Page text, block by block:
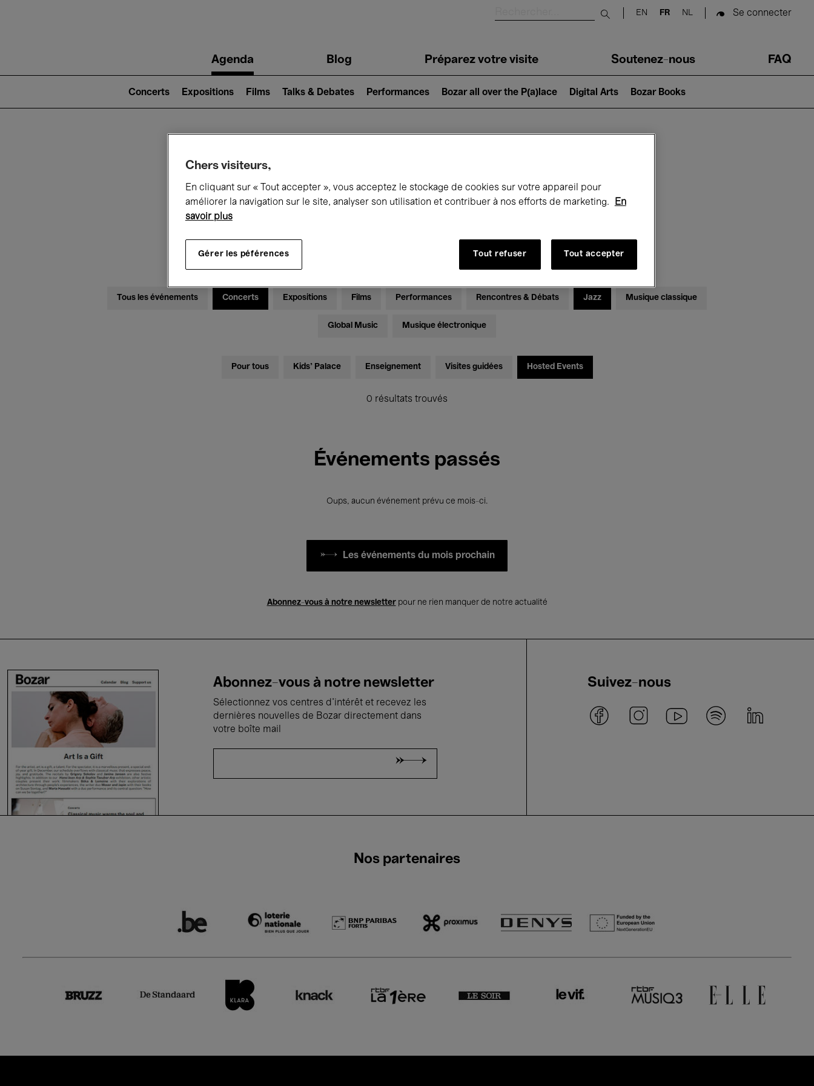
Submit search
EN FR NL Se connecter
navigationAgenda Blog Préparez votre visite Soutenez-nous FAQ
2)
Concerts Expositions Films Talks & Debates Performances Bozar all over the P(a)lace Digital Arts Bozar Books
Ce qui se passe à Bozar
Tous les événements Concerts Expositions Films Performances Rencontres & Débats Jazz Musique classique
Global Music Musique électronique
Pour tous Kids’ Palace Enseignement Visites guidées Hosted Events
0 résultats trouvés
Événements passés
Oups, aucun événement prévu ce mois-ci.
Les événements du mois prochain
Abonnez-vous à notre newsletterpour ne rien manquer de notre actualité
Abonnez-vous à notre newsletter
Sélectionnez vos centres d'intérêt et recevez les
dernières nouvelles de Bozar directement dans
votre boîte mail
Suivez-nous
Nos partenaires
Chers visiteurs,
En cliquant sur « Tout accepter », vous acceptez le stockage de cookies sur votre appareil pour
améliorer la navigation sur le site, analyser son utilisation et contribuer à nos efforts de marketing.
En
savoir plus
Gérer les péférences Tout refuser Tout accepter